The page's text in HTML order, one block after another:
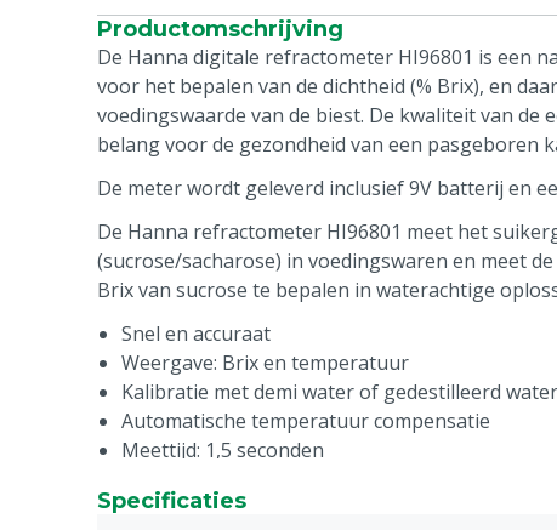
Productomschrijving
De Hanna digitale refractometer HI96801 is een
voor het bepalen van de dichtheid (% Brix), en
voedingswaarde van de biest. De kwaliteit van de
belang voor de gezondheid van een pasgeboren
De meter wordt geleverd inclusief 9V batterij en
De Hanna refractometer HI96801 meet het
(sucrose/sacharose) in voedingswaren en meet
Brix van sucrose te bepalen in waterachtige
Snel en accuraat
Weergave: Brix en temperatuur
Kalibratie met demi water of gedestilleerd water
Automatische temperatuur compensatie
Meettijd: 1,5 seconden
Specificaties